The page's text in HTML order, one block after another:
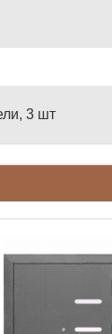
3 шт